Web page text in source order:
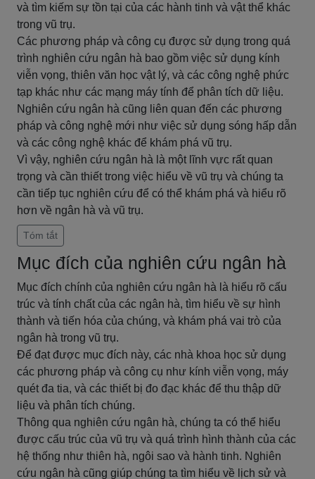
và tìm kiếm sự tồn tại của các hành tinh và vật thể khác
trong vũ trụ.
Các phương pháp và công cụ được sử dụng trong quá
trình nghiên cứu ngân hà bao gồm việc sử dụng kính
viễn vọng, thiên văn học vật lý, và các công nghệ phức
tạp khác như các mạng máy tính để phân tích dữ liệu.
Nghiên cứu ngân hà cũng liên quan đến các phương
pháp và công nghệ mới như việc sử dụng sóng hấp dẫn
và các công nghệ khác để khám phá vũ trụ.
Vì vậy, nghiên cứu ngân hà là một lĩnh vực rất quan
trọng và cần thiết trong việc hiểu về vũ trụ và chúng ta
cần tiếp tục nghiên cứu để có thể khám phá và hiểu rõ
hơn về ngân hà và vũ trụ.
Tóm tắt
Mục đích của nghiên cứu ngân hà
Mục đích chính của nghiên cứu ngân hà là hiểu rõ cấu
trúc và tính chất của các ngân hà, tìm hiểu về sự hình
thành và tiến hóa của chúng, và khám phá vai trò của
ngân hà trong vũ trụ.
Để đạt được mục đích này, các nhà khoa học sử dụng
các phương pháp và công cụ như kính viễn vọng, máy
quét đa tia, và các thiết bị đo đạc khác để thu thập dữ
liệu và phân tích chúng.
Thông qua nghiên cứu ngân hà, chúng ta có thể hiểu
được cấu trúc của vũ trụ và quá trình hình thành của các
hệ thống như thiên hà, ngôi sao và hành tinh. Nghiên
cứu ngân hà cũng giúp chúng ta tìm hiểu về lịch sử và